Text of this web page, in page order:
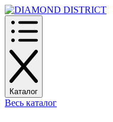
Каталог
Весь каталог